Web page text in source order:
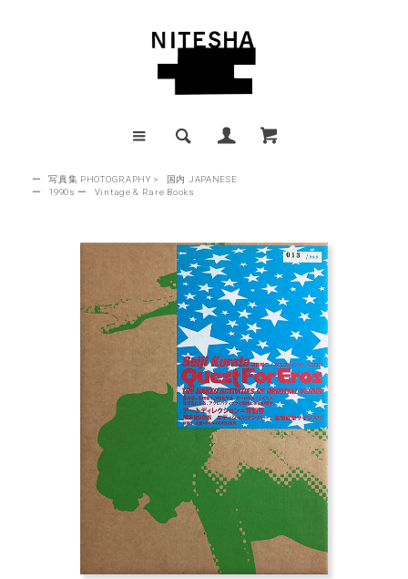
ー 写真集 PHOTOGRAPHY >
国内 JAPANESE
ー
1990s ー Vintage & Rare Books